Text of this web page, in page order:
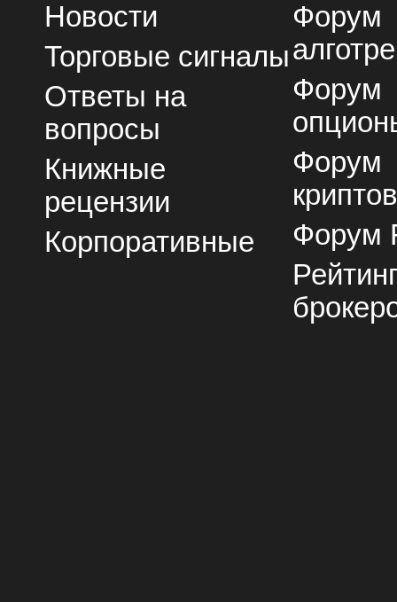
Новости
Торговые сигналы
Ответы на
вопросы
Книжные
рецензии
Корпоративные
Форум
Форум
Форум
Форум